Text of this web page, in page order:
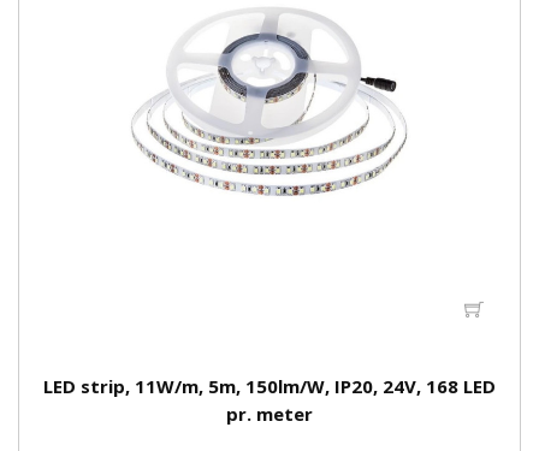
LED strip, 11W/m, 5m, 150lm/W, IP20, 24V, 168 LED
pr. meter